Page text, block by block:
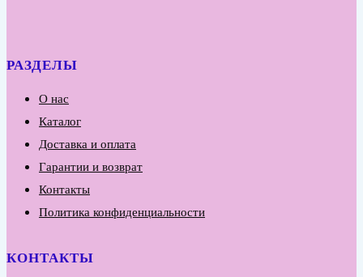
РАЗДЕЛЫ
О нас
Каталог
Доставка и оплата
Гарантии и возврат
Контакты
Политика конфиденциальности
КОНТАКТЫ